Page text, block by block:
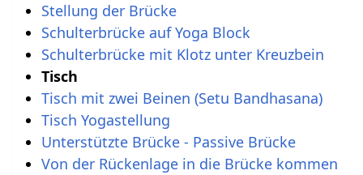
Stellung der Brücke
Schulterbrücke auf Yoga Block
Schulterbrücke mit Klotz unter Kreuzbein
Tisch
Tisch mit zwei Beinen (Setu Bandhasana)
Tisch Yogastellung
Unterstützte Brücke - Passive Brücke
Von der Rückenlage in die Brücke kommen